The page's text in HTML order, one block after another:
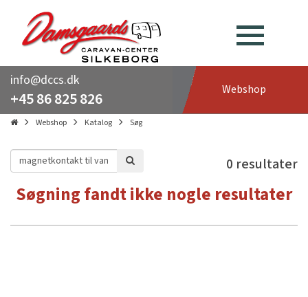
info@dccs.dk
+45 86 825 826 Webshop
Webshop Katalog Søg
0 resultater
Søgning fandt ikke nogle resultater